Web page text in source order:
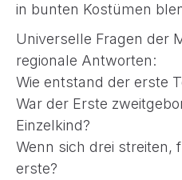
in bunten Kostümen
Universelle Fragen der
regionale Antworten:
Wie entstand der erste
War der Erste
Einzelkind?
Wenn sich drei streiten,
erste?